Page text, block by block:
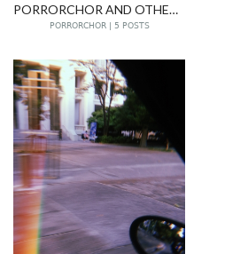
PORRORCHOR AND OTHER STORIES
PORRORCHOR | 5 POSTS